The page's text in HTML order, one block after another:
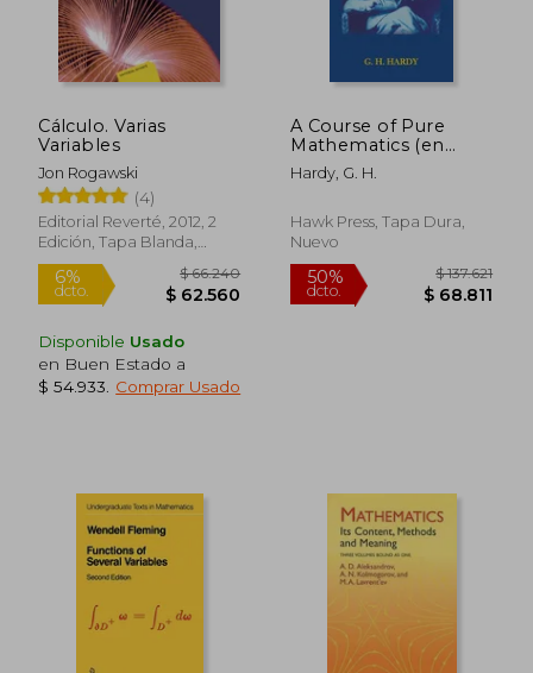
Cálculo. Varias
Variables
Jon Rogawski
(4)
Editorial Reverté, 2012, 2
Edición, Tapa Blanda,
Nuevo
6%
dcto.
Disponible Usado
en Buen Estado a
$ 54.933
Comprar Usado
A Course of Pure
Mathematics (en
Inglés)
Hardy, G. H.
Hawk Press, Tapa Dura,
Nuevo
50%
dcto.